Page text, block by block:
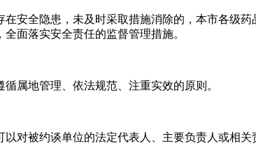
安全隐患，未及时采取措施消除的，本市各级
面落实安全责任的监督管理措施。
属地管理、依法规范、注重实效的原则。
对被约谈单位的法定代表人、主要负责人或相关